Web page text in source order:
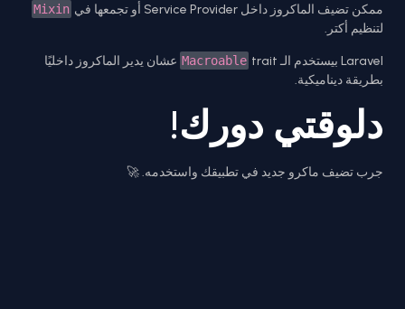
ممكن تضيف الماكروز داخل Service Provider أو تجمعها في Mixin
لتنظيم أكتر.
Laravel بيستخدم الـ Macroable trait عشان يدير الماكروز داخليًا
بطريقة ديناميكية.
دلوقتي دورك!
جرب تضيف ماكرو جديد في تطبيقك واستخدمه. 🚀